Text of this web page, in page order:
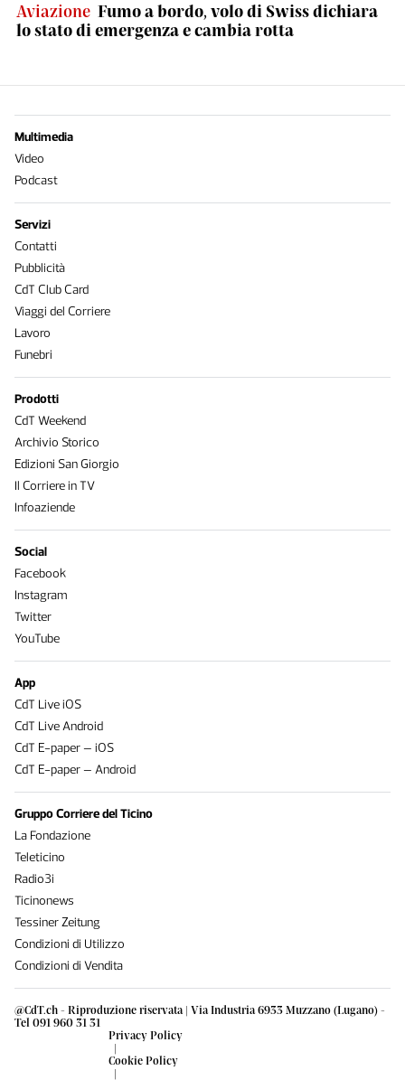
Aviazione Fumo a bordo, volo di Swiss dichiara
lo stato di emergenza e cambia rotta
@CdT.ch - Riproduzione riservata | Via Industria 6933 Muzzano (Lugano) -
Tel 091 960 31 31
Privacy Policy
|
Cookie Policy
|
Multimedia
Video
Podcast
Servizi
Contatti
Pubblicità
CdT Club Card
Viaggi del Corriere
Lavoro
Funebri
Prodotti
CdT Weekend
Archivio Storico
Edizioni San Giorgio
Il Corriere in TV
Infoaziende
Social
Facebook
Instagram
Twitter
YouTube
App
CdT Live iOS
CdT Live Android
CdT E-paper – iOS
CdT E-paper – Android
Gruppo Corriere del Ticino
La Fondazione
Teleticino
Radio3i
Ticinonews
Tessiner Zeitung
Condizioni di Utilizzo
Condizioni di Vendita